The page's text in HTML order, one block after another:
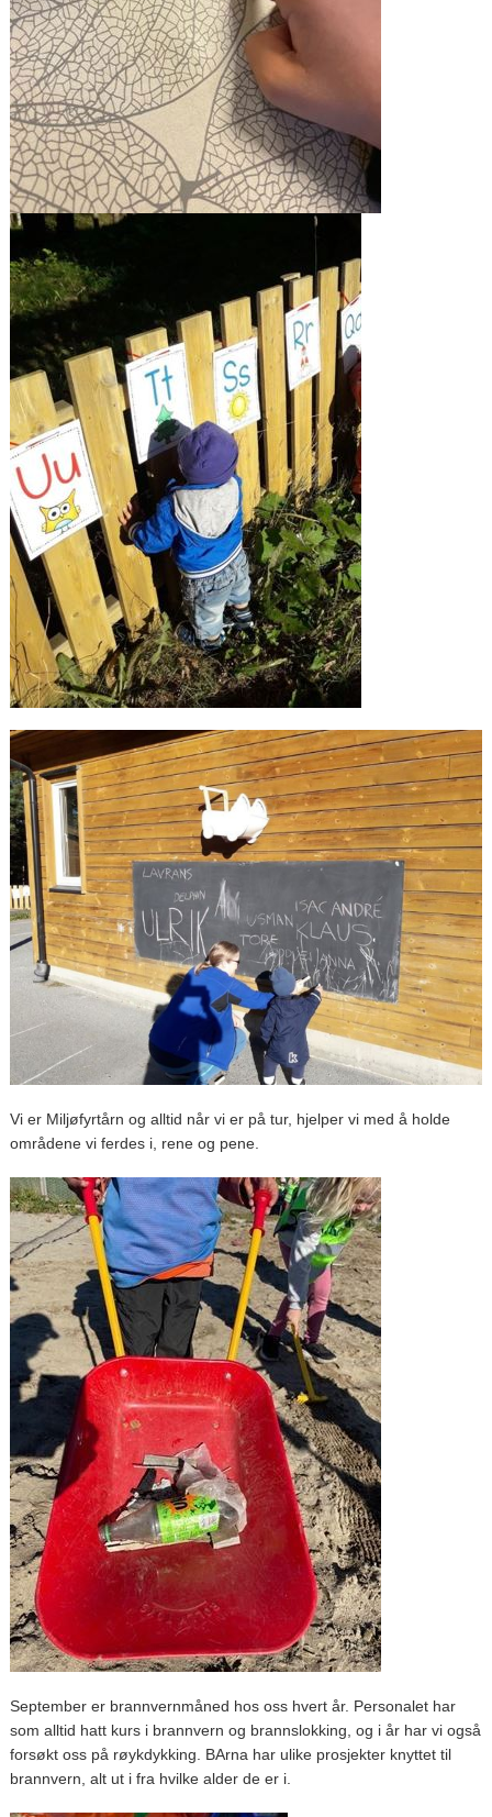
Vi er Miljøfyrtårn og alltid når vi er på tur, hjelper vi med å holde
områdene vi ferdes i, rene og pene.
September er brannvernmåned hos oss hvert år. Personalet har
som alltid hatt kurs i brannvern og brannslokking, og i år har vi også
forsøkt oss på røykdykking. BArna har ulike prosjekter knyttet til
brannvern, alt ut i fra hvilke alder de er i.